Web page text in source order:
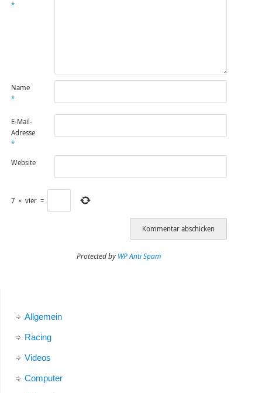
*
Name
*
E-Mail-
Adresse
*
Website
7 × vier =
Protected by WP Anti Spam
Allgemein
Racing
Videos
Computer